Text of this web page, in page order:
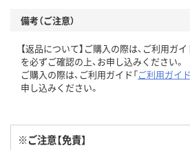
備考（ご注意）
【返品について】ご購入の際は、ご利用ガイ
を必ずご確認の上、お申し込みください。
ご購入の際は、ご利用ガイド「ご利用ガイド
申し込みください。
※ご注意【免責】